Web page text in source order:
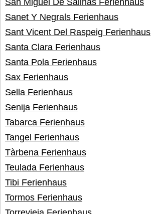
San Miguel De Salinas Ferienhaus
Sanet Y Negrals Ferienhaus
Sant Vicent Del Raspeig Ferienhaus
Santa Clara Ferienhaus
Santa Pola Ferienhaus
Sax Ferienhaus
Sella Ferienhaus
Senija Ferienhaus
Tabarca Ferienhaus
Tangel Ferienhaus
Tàrbena Ferienhaus
Teulada Ferienhaus
Tibi Ferienhaus
Tormos Ferienhaus